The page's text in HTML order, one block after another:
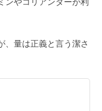
、量は正義と言う潔さ